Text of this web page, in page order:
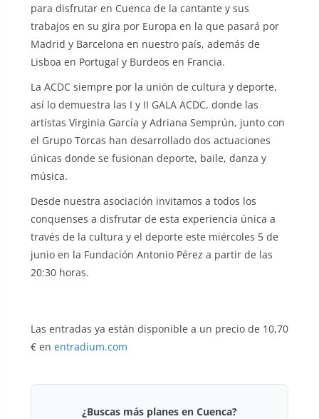
para disfrutar en Cuenca de la cantante y sus
trabajos en su gira por Europa en la que pasará por
Madrid y Barcelona en nuestro país, además de
Lisboa en Portugal y Burdeos en Francia.
La ACDC siempre por la unión de cultura y deporte,
así lo demuestra las I y II GALA ACDC, donde las
artistas Virginia García y Adriana Semprún, junto con
el Grupo Torcas han desarrollado dos actuaciones
únicas donde se fusionan deporte, baile, danza y
música.
Desde nuestra asociación invitamos a todos los
conquenses a disfrutar de esta experiencia única a
través de la cultura y el deporte este miércoles 5 de
junio en la Fundación Antonio Pérez a partir de las
20:30 horas.
Las entradas ya están disponible a un precio de 10,70
€ en entradium.com
¿Buscas más planes en Cuenca?